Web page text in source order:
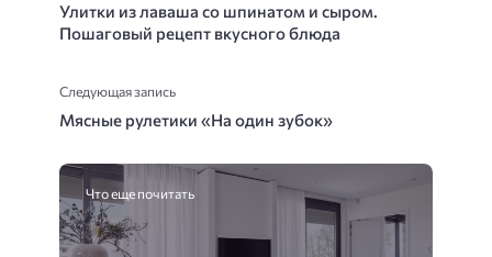
Улитки из лаваша со шпинатом и сыром.
Пошаговый рецепт вкусного блюда
Следующая запись
Мясные рулетики «На один зубок»
Что еще почитать